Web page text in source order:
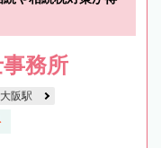
務所
阪駅